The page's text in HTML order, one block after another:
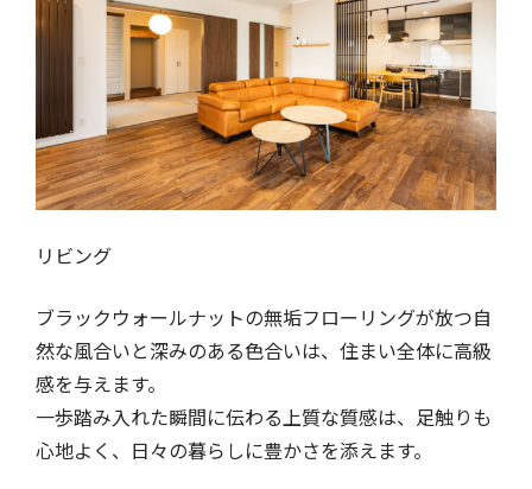
リビング
ブラックウォールナットの無垢フローリングが放つ自
然な風合いと深みのある色合いは、住まい全体に高級
感を与えます。
一歩踏み入れた瞬間に伝わる上質な質感は、足触りも
心地よく、日々の暮らしに豊かさを添えます。